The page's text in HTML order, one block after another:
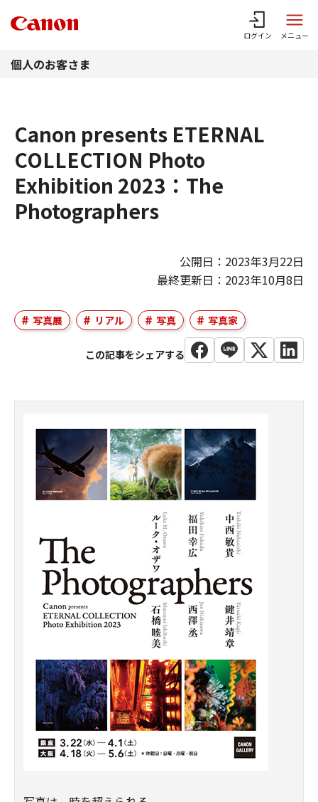
ログイン メニュー
個人のお客さま
Canon presents ETERNAL
COLLECTION Photo
Exhibition 2023：The
Photographers
公開日：2023年3月22日
最終更新日：2023年10月8日
写真展 リアル 写真 写真家